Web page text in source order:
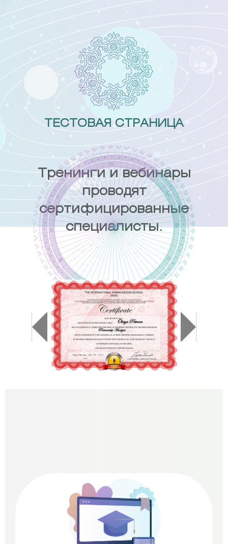
ТЕСТОВАЯ СТРАНИЦА
Тренинги и вебинары
проводят
сертифицированные
специалисты.